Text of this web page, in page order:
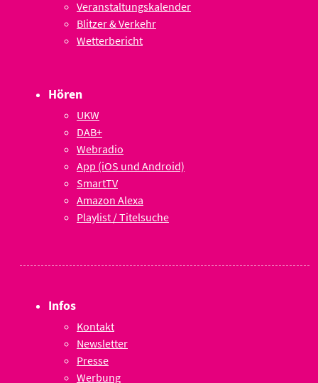
Veranstaltungskalender
Blitzer & Verkehr
Wetterbericht
Hören
UKW
DAB+
Webradio
App (iOS und Android)
SmartTV
Amazon Alexa
Playlist / Titelsuche
Infos
Kontakt
Newsletter
Presse
Werbung